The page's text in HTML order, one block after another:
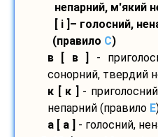
непарний, м'який
[ і ]– голосний,
(правило С)
в [ в ]
-
сонорний, твердий
к [ к ]
-
непарний (правило E
а [ а ]
- голосний,